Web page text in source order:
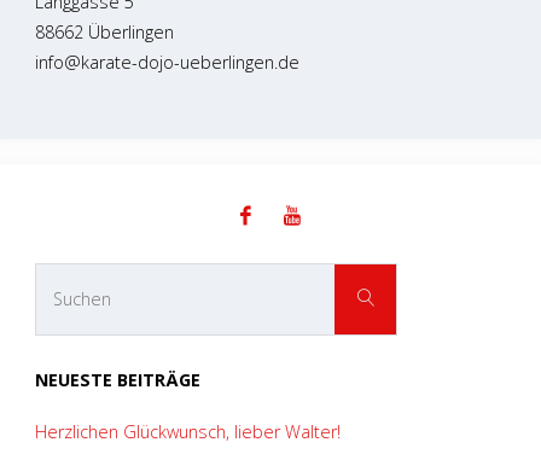
88662 Überlingen
info@karate-dojo-ueberlingen.de
SUCHEN
NEUESTE BEITRÄGE
Herzlichen Glückwunsch, lieber Walter!